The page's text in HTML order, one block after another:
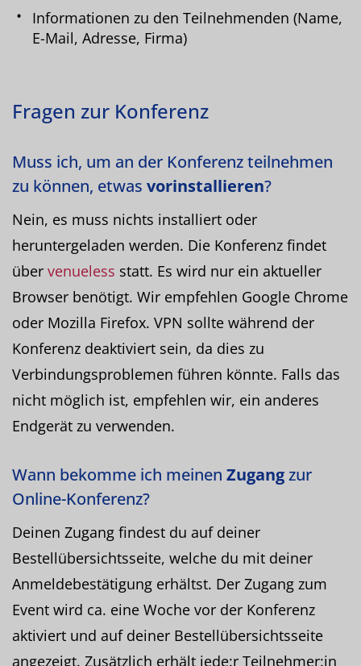
Informationen zu den Teilnehmenden (Name,
E-Mail, Adresse, Firma)
Fragen zur Konferenz
Muss ich, um an der Konferenz teilnehmen
zu können, etwas vorinstallieren?
Nein, es muss nichts installiert oder
heruntergeladen werden. Die Konferenz findet
über venueless statt. Es wird nur ein aktueller
Browser benötigt. Wir empfehlen Google Chrome
oder Mozilla Firefox. VPN sollte während der
Konferenz deaktiviert sein, da dies zu
Verbindungsproblemen führen könnte. Falls das
nicht möglich ist, empfehlen wir, ein anderes
Endgerät zu verwenden.
Wann bekomme ich meinen Zugangzur
Online-Konferenz?
Deinen Zugang findest du auf deiner
Bestellübersichtsseite, welche du mit deiner
Anmeldebestätigung erhältst. Der Zugang zum
Event wird ca. eine Woche vor der Konferenz
aktiviert und auf deiner Bestellübersichtsseite
angezeigt. Zusätzlich erhält jede:r Teilnehmer:in